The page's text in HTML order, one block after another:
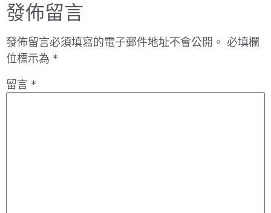
發佈留言
發佈留言必須填寫的電子郵件地址不會公開。 必填欄
位標示為 *
留言 *